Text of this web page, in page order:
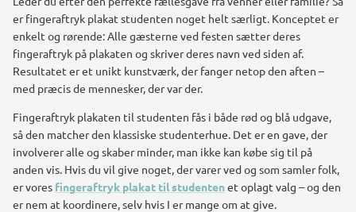
er fingeraftryk plakat studenten noget helt særligt. Konceptet er
enkelt og rørende: Alle gæsterne ved festen sætter deres
fingeraftryk på plakaten og skriver deres navn ved siden af.
Resultatet er et unikt kunstværk, der fanger netop den aften –
med præcis de mennesker, der var der.
Fingeraftryk plakaten til studenten fås i både rød og blå udgave,
så den matcher den klassiske studenterhue. Det er en gave, der
involverer alle og skaber minder, man ikke kan købe sig til på
anden vis. Hvis du vil give noget, der varer ved og som samler folk,
er vores fingeraftryk plakat til studentenet oplagt valg – og den
er nem at koordinere, selv hvis I er mange om at give.